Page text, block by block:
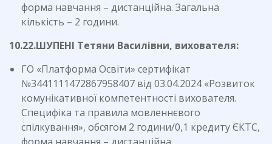
форма навчання – дистанційна. Загальна
кількість – 2 години.
10.22.ШУПЕНІ Тетяни Василівни, вихователя:
ГО «Платформа Освіти» сертифікат
№3441111472867958407 від 03.04.2024 «Розвиток
комунікативної компетентності вихователя.
Специфіка та правила мовленнєвого
спілкування», обсягом 2 години/0,1 кредиту ЄКТС,